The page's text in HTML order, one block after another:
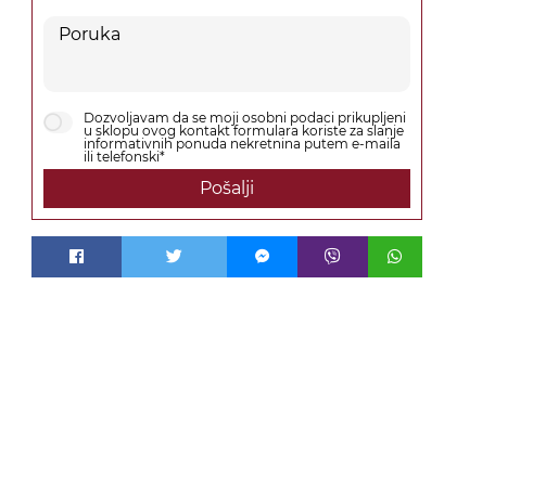
Dozvoljavam da se moji osobni podaci prikupljeni
u sklopu ovog kontakt formulara koriste za slanje
informativnih ponuda nekretnina putem e-maila
ili telefonski*
Pošalji